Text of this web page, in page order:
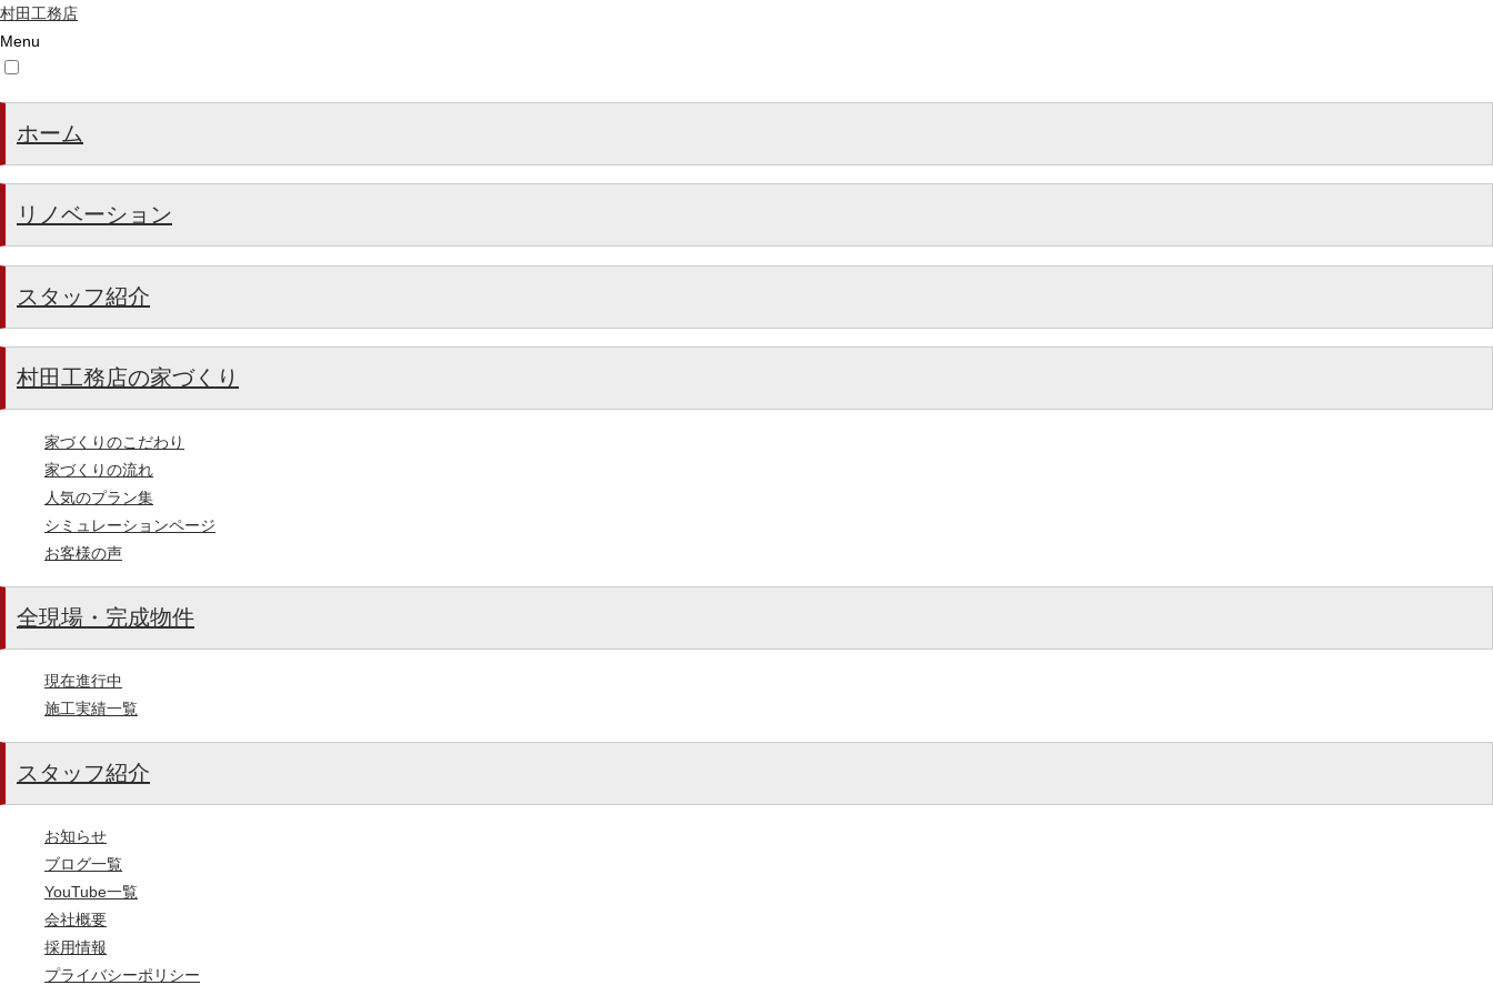
村田工務店
Menu
ホーム
リノベーション
スタッフ紹介
村田工務店の家づくり
家づくりのこだわり
家づくりの流れ
人気のプラン集
シミュレーションページ
お客様の声
全現場・完成物件
現在進行中
施工実績一覧
スタッフ紹介
お知らせ
ブログ一覧
YouTube一覧
会社概要
採用情報
プライバシーポリシー